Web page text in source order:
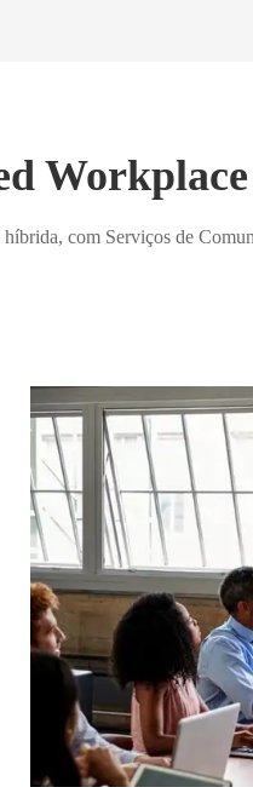
Workplace
com Serviços de